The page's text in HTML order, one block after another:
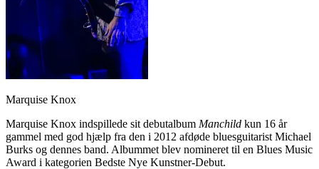
Marquise Knox
Marquise Knox indspillede sit debutalbum Manchild kun 16 år
gammel med god hjælp fra den i 2012 afdøde bluesguitarist Michael
Burks og dennes band. Albummet blev nomineret til en Blues Music
Award i kategorien Bedste Nye Kunstner-Debut.